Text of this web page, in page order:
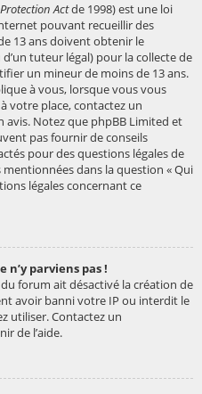
Actde 1998) est une loi
pouvant recueillir des
13 ans doivent obtenir le
tuteur légal) pour la collecte de
un mineur de moins de 13 ans.
à vous, lorsque vous vous
votre place, contactez un
Notez que phpBB Limited et
pas fournir de conseils
pour des questions légales de
dans la question « Qui
légales concernant ce
n’y parviens pas !
forum ait désactivé la création de
avoir banni votre IP ou interdit le
utiliser. Contactez un
de l’aide.